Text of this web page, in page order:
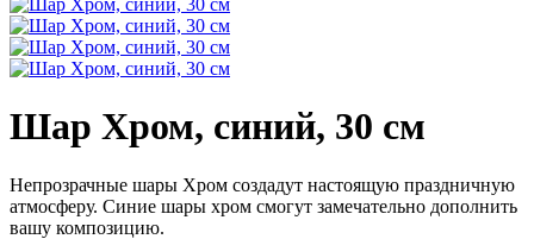
Шар Хром, синий, 30 см
Непрозрачные шары Хром создадут настоящую праздничную
атмосферу. Синие шары хром смогут замечательно дополнить
вашу композицию.